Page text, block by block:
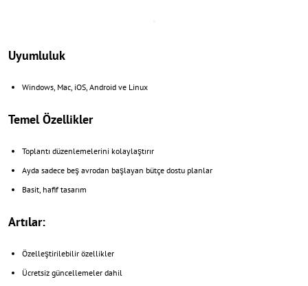
Uyumluluk
Windows, Mac, iOS, Android ve Linux
Temel Özellikler
Toplantı düzenlemelerini kolaylaştırır
Ayda sadece beş avrodan başlayan bütçe dostu planlar
Basit, hafif tasarım
Artılar:
Özelleştirilebilir özellikler
Ücretsiz güncellemeler dahil